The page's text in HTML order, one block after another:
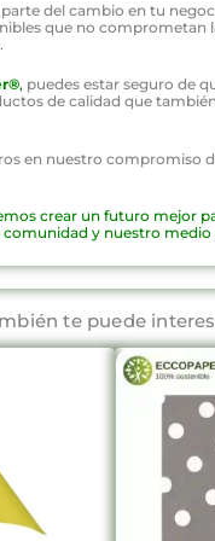
del cambio en tu
que no comprometan
, puedes estar seguro de
de calidad que
en nuestro compromiso
crear un futuro mejor
comunidad y nuestro
te puede